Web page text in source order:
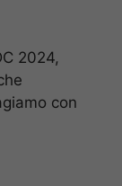
2024,
con